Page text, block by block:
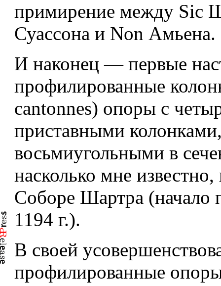
примирение между Sic
Суассона и Non Амьена.
И наконец — первые
профилированные
cantonnes) опоры с
приставными
восьмиугольными в
насколько мне
Соборе Шартра (начало
1194 г.).
В своей
профилированные